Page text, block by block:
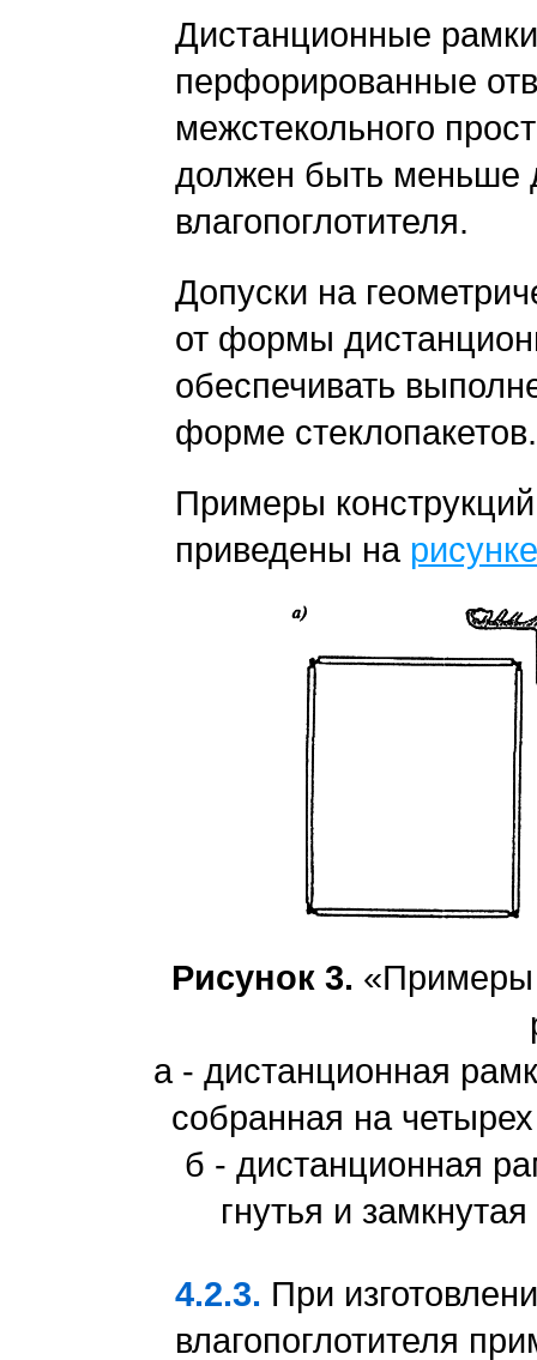
Дистанционные
перфорированные
межстекольного
должен быть меньше
влагопоглотителя.
Допуски на
от формы
обеспечивать
форме стеклопакетов.
Примеры
приведены на
Рисунок 3. «Примеры
а - дистанционная
собранная на
б - дистанционная
гнутья и
4.2.3. При
влагопоглотителя